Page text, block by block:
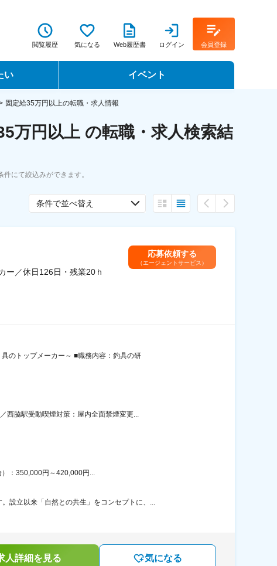
閲覧履歴 気になる Web履歴書 ログイン 会員登録
い イベント
転職イベント・転職セミナー
転職フェア
固定給35万円以上の転職・求人情報
万円以上 の転職・求人検索結
にて絞込みができます。
条件で並べ替え
ー／休日126日・残業20ｈ
応募依頼する
（エージェントサービス）
のトップメーカー～ ■職務内容：釣具の研
西脇駅受動喫煙対策：屋内全面禁煙変更...
：350,000円～420,000円...
設立以来「自然との共生」をコンセプトに、...
人詳細を見る 気になる